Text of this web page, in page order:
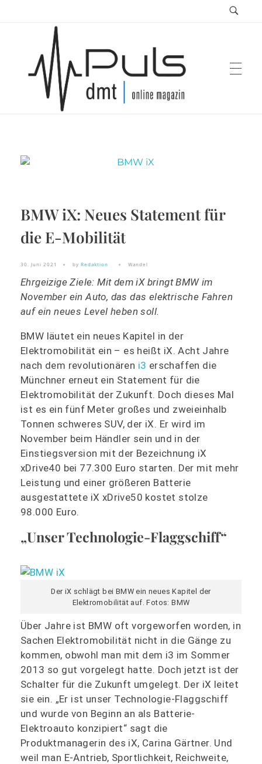
Puls Magazin
Zukunft der Mobilität
BMW iX: Neues Statement für
die E-Mobilität
30. Juni 2021 by Redaktion Wandel
Ehrgeizige Ziele: Mit dem iX bringt BMW im
November ein Auto, das das elektrische Fahren
auf ein neues Level heben soll.
BMW läutet ein neues Kapitel in der
Elektromobilität ein – es heißt iX. Acht Jahre
nach dem revolutionären i3 erschaffen die
Münchner erneut ein Statement für die
Elektromobilität der Zukunft. Doch dieses Mal
ist es ein fünf Meter großes und zweieinhalb
Tonnen schweres SUV, der iX. Er wird im
November beim Händler sein und in der
Einstiegsversion mit der Bezeichnung iX
xDrive40 bei 77.300 Euro starten. Der mit mehr
Leistung und einer größeren Batterie
ausgestattete iX xDrive50 kostet stolze
98.000 Euro.
„Unser Technologie-Flaggschiff“
Der iX schlägt bei BMW ein neues Kapitel der
Elektromobilität auf. Fotos: BMW
Über Jahre ist BMW oft vorgeworfen worden, in
Sachen Elektromobilität nicht in die Gänge zu
kommen, obwohl man mit dem i3 im Sommer
2013 so gut vorgelegt hatte. Doch jetzt ist der
Schalter für die Zukunft umgelegt. Der iX leitet
sie ein. „Er ist unser Technologie-Flaggschiff
und wurde von Beginn an als Batterie-
Elektroauto konzipiert“ sagt die
Produktmanagerin des iX, Carina Gärtner. Und
weil man E-Antrieb, Sportlichkeit, Reichweite,